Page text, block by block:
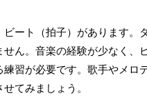
ビート（拍子）があります。
せん。音楽の経験が少なく、
練習が必要です。歌手やメロ
てみましょう。